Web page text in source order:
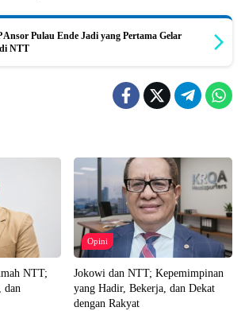
Ansor Pulau Ende Jadi yang Pertama Gelar
NTT
NTT;
dan
Opini
Jokowi dan NTT; Kepemimpinan
yang Hadir, Bekerja, dan Dekat
dengan Rakyat